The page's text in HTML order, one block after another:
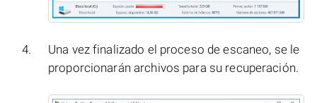
Una vez finalizado el proceso de escaneo, se le
proporcionarán archivos para su recuperación.